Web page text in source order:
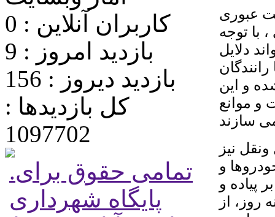
عبوری
با توجه
دلایل
و این
و موانع
نیز
و
پیاده و
از
کاربران آنلاین : 0
بازدید امروز : 9
بازدید دیروز : 156
کل بازدیدها :
1097702
.تمامی حقوق برای
پایگاه شهرداری